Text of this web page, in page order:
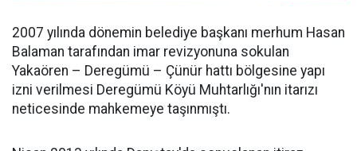
2007 yılında dönemin belediye başkanı merhum Hasan
Balaman tarafından imar revizyonuna sokulan
Yakaören – Deregümü – Çünür hattı bölgesine yapı
izni verilmesi Deregümü Köyü Muhtarlığı'nın itarızı
neticesinde mahkemeye taşınmıştı.